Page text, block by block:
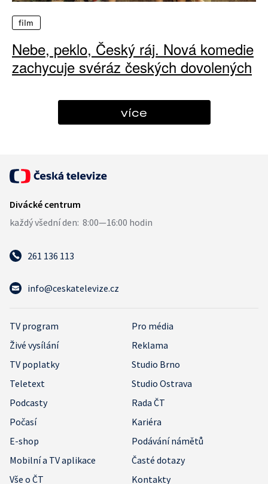
film
Nebe, peklo, Český ráj. Nová komedie
zachycuje svéráz českých dovolených
více
261 136 113
info@ceskatelevize.cz
TV program
Pro média
Živé vysílání
Reklama
TV poplatky
Studio Brno
Teletext
Studio Ostrava
Podcasty
Rada ČT
Počasí
Kariéra
E-shop
Podávání námětů
Mobilní a TV aplikace
Časté dotazy
Vše o ČT
Kontakty